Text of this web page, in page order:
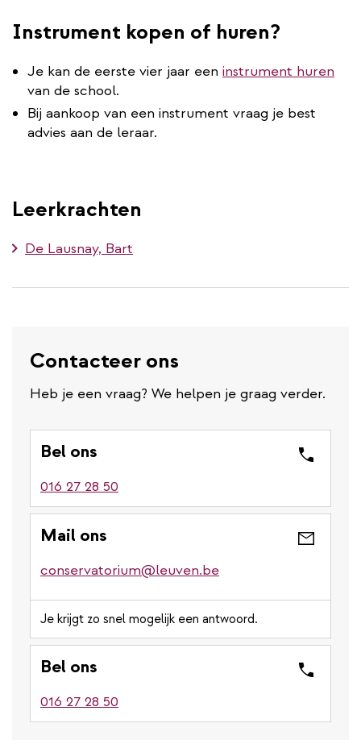
Instrument kopen of huren?
Je kan de eerste vier jaar een instrument huren
van de school.
Bij aankoop van een instrument vraag je best
advies aan de leraar.
Leerkrachten
De Lausnay, Bart
Contacteer ons
Heb je een vraag? We helpen je graag verder.
Bel ons
016 27 28 50
Mail ons
conservatorium@leuven.be
Je krijgt zo snel mogelijk een antwoord.
Bel ons
016 27 28 50